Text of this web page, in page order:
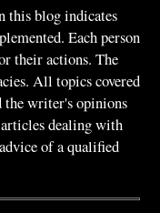
this blog indicates
Each person
their actions. The
All topics covered
the writer's opinions
dealing with
of a qualified